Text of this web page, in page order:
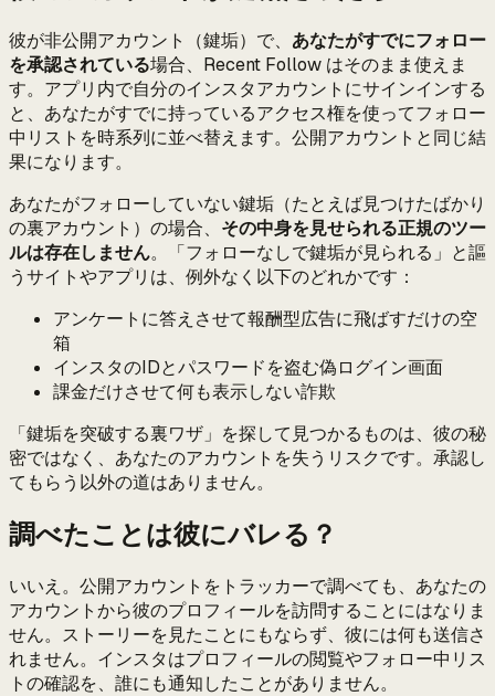
彼が非公開アカウント（鍵垢）で、 あなたがすでにフォロー
を承認されている場合、Recent Follow はそのまま使えま
す。アプリ内で自分のインスタアカウントにサインインする
と、あなたがすでに持っているアクセス権を使ってフォロー
中リストを時系列に並べ替えます。公開アカウントと同じ結
果になります。
あなたがフォローしていない鍵垢（たとえば見つけたばかり
の裏アカウント）の場合、 その中身を見せられる正規のツー
ルは存在しません。「フォローなしで鍵垢が見られる」と謳
うサイトやアプリは、例外なく以下のどれかです：
アンケートに答えさせて報酬型広告に飛ばすだけの空
箱
インスタのIDとパスワードを盗む偽ログイン画面
課金だけさせて何も表示しない詐欺
「鍵垢を突破する裏ワザ」を探して見つかるものは、彼の秘
密ではなく、あなたのアカウントを失うリスクです。承認し
てもらう以外の道はありません。
調べたことは彼にバレる？
いいえ。公開アカウントをトラッカーで調べても、あなたの
アカウントから彼のプロフィールを訪問することにはなりま
せん。ストーリーを見たことにもならず、彼には何も送信さ
れません。インスタはプロフィールの閲覧やフォロー中リス
トの確認を、誰にも通知したことがありません。